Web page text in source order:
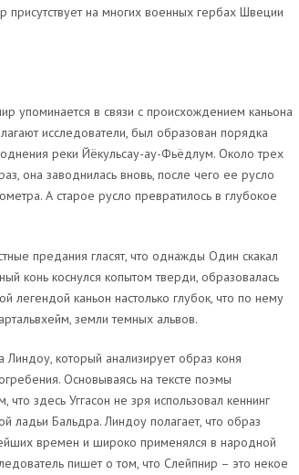
присутствует на многих военных гербах Швеции
упоминается в связи с происхождением каньона
исследователи, был образован порядка
реки Йёкульсау-ау-Фьёдлум. Около трех
она заводнилась вновь, после чего ее русло
А старое русло превратилось в глубокое
предания гласят, что однажды Один скакал
конь коснулся копытом тверди, образовалась
легендой каньон настолько глубок, что по нему
земли темных альвов.
который анализирует образ коня
Основываясь на тексте поэмы
здесь Уггасон не зря использовал кеннинг
ладьи Бальдра. Линдоу полагает, что образ
времен и широко применялся в народной
пишет о том, что Слейпнир – это некое